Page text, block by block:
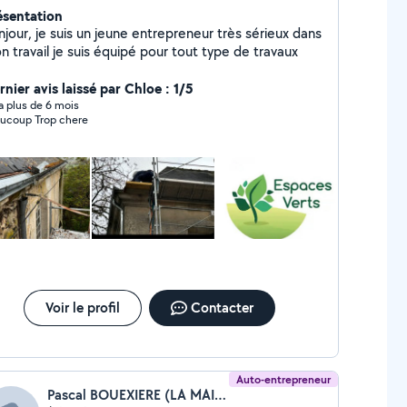
je suis un jeune entrepreneur très sérieux dans
travail je suis équipé pour tout type de travaux
avis laissé par Chloe : 1/5
plus de 6 mois
Trop chere
Voir le profil Contacter
Auto-entrepreneur
Pascal BOUEXIERE (LA MAIN A TOUT FAIRE)